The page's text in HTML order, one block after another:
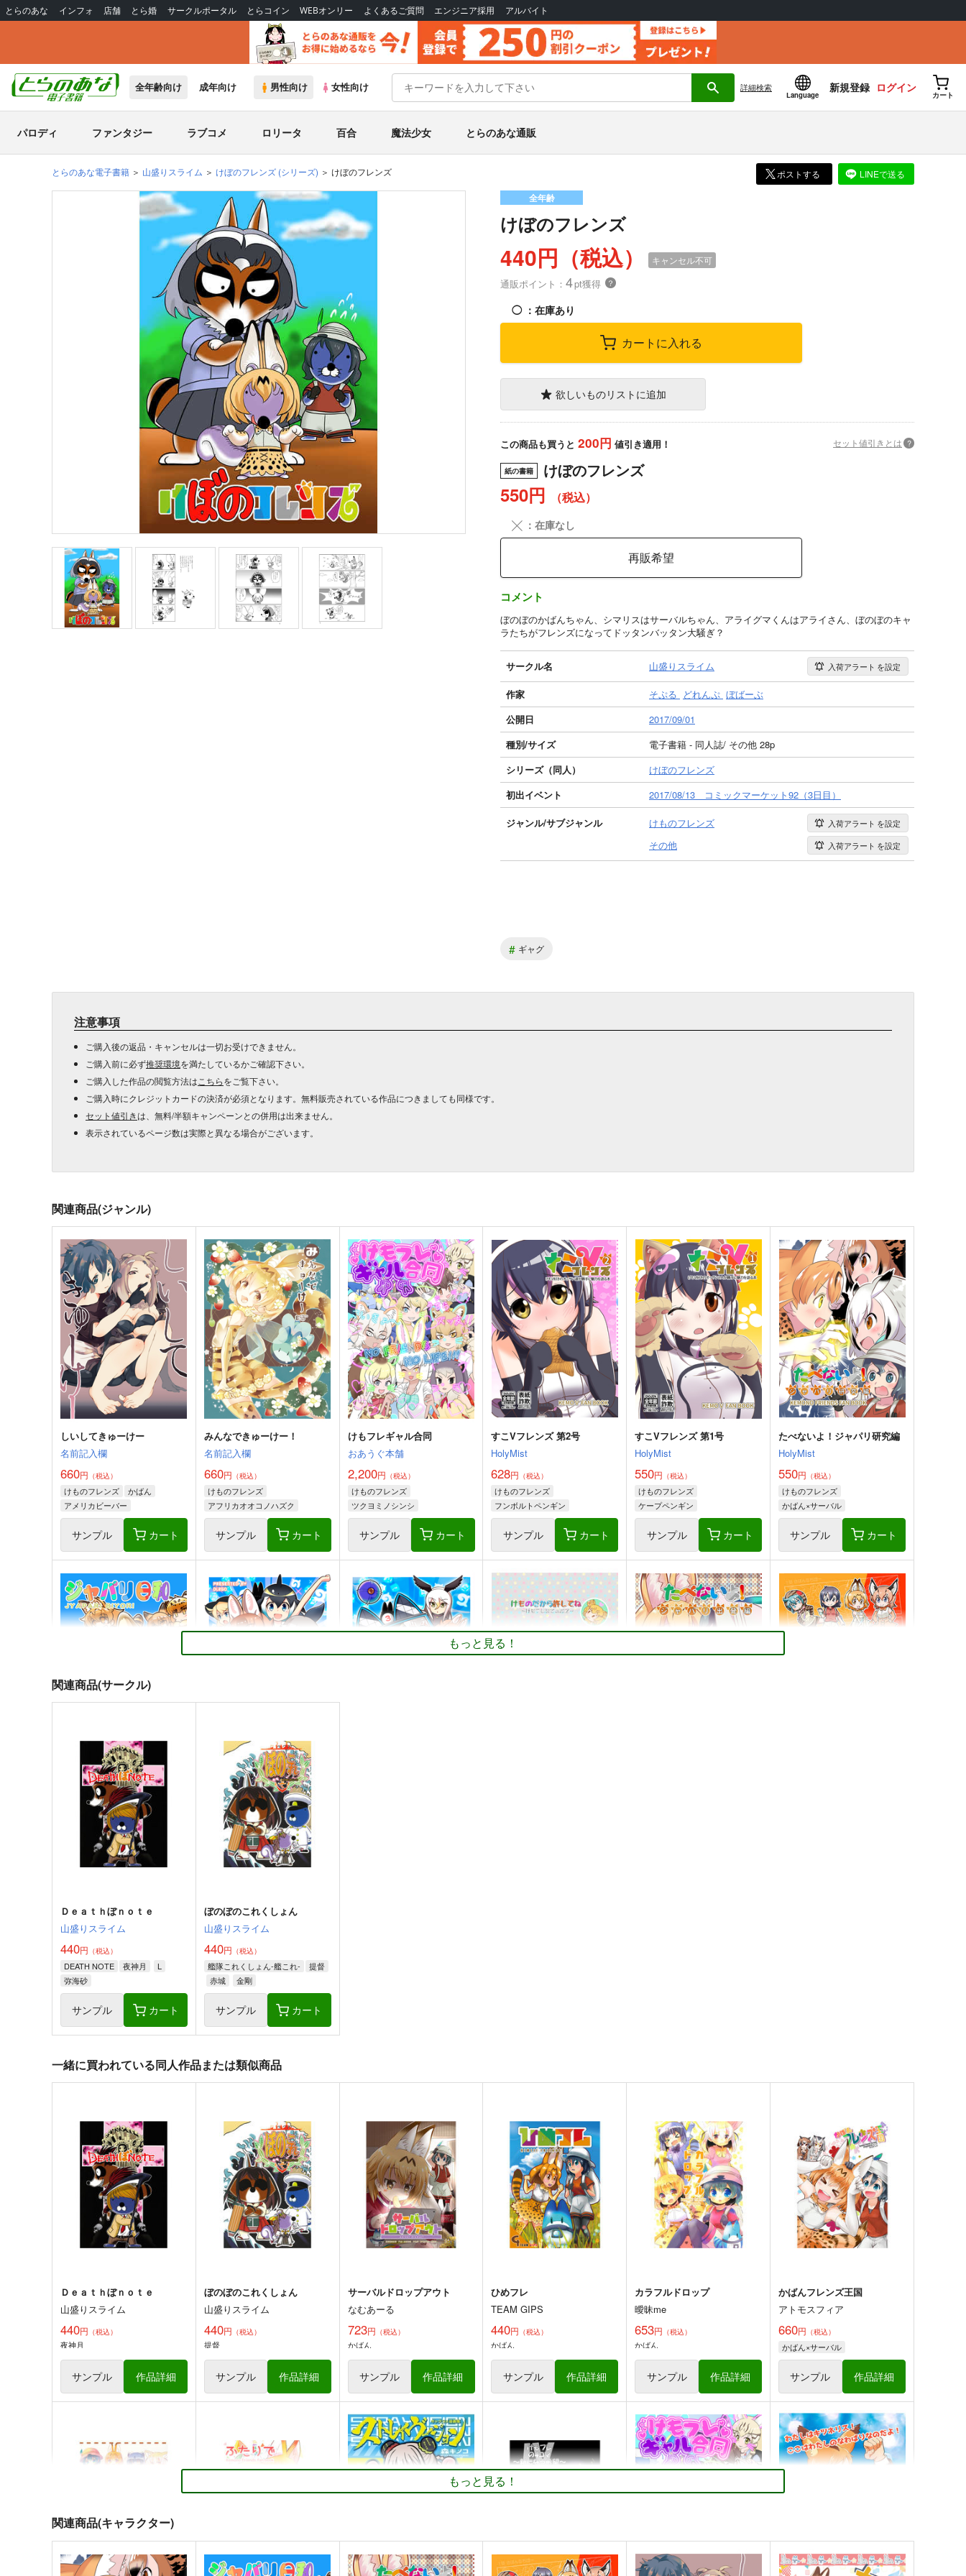
とらのあな インフォ 店舗 とら婚 サークルポータル とらコイン WEBオンリー よくあるご質問 エンジニア採用 アルバイト
全年齢向け 成年向け 男性向け 女性向け 詳細検索
Language
新規登録 ログイン
カート
パロディ ファンタジー ラブコメ ロリータ 百合 魔法少女 とらのあな通販
とらのあな電子書籍 山盛りスライム けぼのフレンズ (シリーズ) けぼのフレンズ ポストする LINEで送る
全年齢
けぼのフレンズ
440円（税込） キャンセル不可
通販ポイント： 4pt獲得 ？
◯ ：在庫あり
カートに入れる
欲しいものリストに追加
この商品も買うと 200円 値引き適用！ セット値引きとは ?
紙の書籍 けぼのフレンズ
550円 （税込）
╳ ：在庫なし
再販希望
コメント
ぼのぼのかばんちゃん、シマリスはサーバルちゃん、アライグマくんはアライさん、ぼのぼのキャ
ラたちがフレンズになってドッタンバッタン大騒ぎ？
サークル名 山盛りスライム 入荷アラート を設定
作家 そぷる どれんぷ ぼばーぶ
公開日
2017/09/01
種別/サイズ
電子書籍 - 同人誌/ その他 28p
シリーズ（同人）
けぼのフレンズ
初出イベント
2017/08/13 コミックマーケット92（3日目）
ジャンル/サブジャンル けものフレンズ 入荷アラート を設定
その他 入荷アラート を設定
# ギャグ
注意事項
ご購入後の返品・キャンセルは一切お受けできません。
ご購入前に必ず推奨環境を満たしているかご確認下さい。
ご購入した作品の閲覧方法は こちらをご覧下さい。
ご購入時にクレジットカードの決済が必須となります。無料販売されている作品につきましても同様です。
セット値引きは、無料/半額キャンペーンとの併用は出来ません。
表示されているページ数は実際と異なる場合がございます。
関連商品(ジャンル)
しいしてきゅーけー
名前記入欄
660円 （税込）
けものフレンズ
かばん
アメリカビーバー
サンプル カート
みんなできゅーけー！
名前記入欄
660円 （税込）
けものフレンズ
アフリカオオコノハズク
ワシミミズク
ヒグマ
サンプル カート
けもフレギャル合同
おあうぐ本舗
2,200円 （税込）
けものフレンズ
ツクヨミノシンシ
ウサギコウモリ
サンプル カート
すこVフレンズ 第2号
HolyMist
628円 （税込）
けものフレンズ
フンボルトペンギン
サンプル カート
すこVフレンズ 第1号
HolyMist
550円 （税込）
けものフレンズ
ケープペンギン
フンボルトペンギン
シマハイイロギツネ
サンプル カート
たべないよ！ジャパリ研究編
HolyMist
550円 （税込）
けものフレンズ
かばん×サーバル
サンプル カート
ジャパリ日和
ぷりん堂
円（税込）
けものフレンズ
サーバル
かばんちゃん
絶対に笑ってはいけないジャ
パリパーク24時
Flight DL2
円（税込）
けものフレンズ
ドール
マイルカ
ミーアキャット
円（税込）
けものフレンズ
ヒグマ
キンシコウ
リカオン
サンプル
れいんふぉーる
（税込）
けものフレンズ
キタキツネ
ギンギツネ
カピバラ
サンプル カート
660 円（税込）
けものフレンズ
かばん
サーバル
ラッキービースト
サンプル カート
名前記入欄
円（税込）
けものフレンズ
アフリカオオコノハズク
ワシミミズク
トキ
サンプル カート
名前記入欄
660円（税込）
けものフレンズ
キタキツネ
ギンギツネ
サンプル カート
440円（税込）
けものフレンズ
かばん
サーバル
サンプル カート
おみせごっこ
曖昧me
アライグマ
フェネック
サンプル カート
サーバルドロップアウト
なむあーる
サンプル カート
けもフレの4コマ
尻尾亭
サンプル カート
けものフレンズよんこままと
めぼん２
ファミレス生活ヤマグチ店
550円
サンプル カート
すごーい！だいすき！
ちゃばねにんじゃ
サンプル カート
キレイなものを探しに行こう
竹内元紀
サンプル カート
もっと見る！
関連商品(サークル)
Ｄｅａｔｈぼｎｏｔｅ
山盛りスライム
440円 （税込）
DEATH NOTE 夜神月
L
弥海砂
サンプル カート
ぼのぼのこれくしょん
山盛りスライム
440円 （税込）
艦隊これくしょん-艦これ-
提督
赤城
金剛
サンプル カート
一緒に買われている同人作品または類似商品
Ｄｅａｔｈぼｎｏｔｅ
山盛りスライム
440円 （税込）
夜神月
サンプル 作品詳細
ぼのぼのこれくしょん
山盛りスライム
440円 （税込）
提督
サンプル 作品詳細
サーバルドロップアウト
なむあーる
723円 （税込）
かばん
サンプル 作品詳細
ひめフレ
TEAM GIPS
440円 （税込）
かばん
サンプル 作品詳細
カラフルドロップ
曖昧me
653円 （税込）
かばん
サンプル 作品詳細
かばんフレンズ王国
アトモスフィア
660円 （税込）
かばん×サーバル
サンプル 作品詳細
もっと見る！
関連商品(キャラクター)